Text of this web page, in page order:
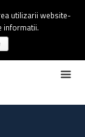
utilizarii website-
informatii.